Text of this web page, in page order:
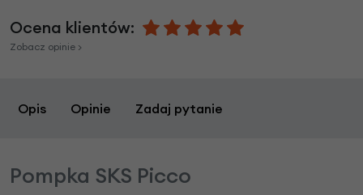
Ocena klientów:
Zobacz opinie >
Opis Opinie Zadaj pytanie
Pompka SKS Picco